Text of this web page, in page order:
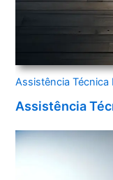
Assistência Técnica
Assistência